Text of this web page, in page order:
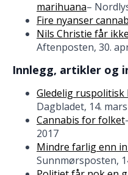
marihuana–
Fire nyanser
Nils Christie får
Aftenposten, 30.
Innlegg, artikler og
Gledelig
Dagbladet, 14.
Cannabis for folket
2017
Mindre farlig enn
Sunnmørsposten,